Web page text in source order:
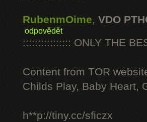
RubenmOime, VDO
odpovědět
:::::::::::::::: ONLY THE
Content from TOR
Childs Play, Baby Heart,
h**p://tiny.cc/sficzx